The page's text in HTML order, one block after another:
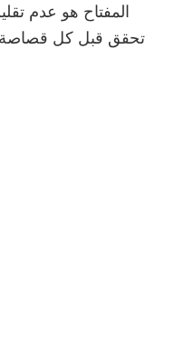
المفتاح هو عدم
تحقق قبل كل قصاصة